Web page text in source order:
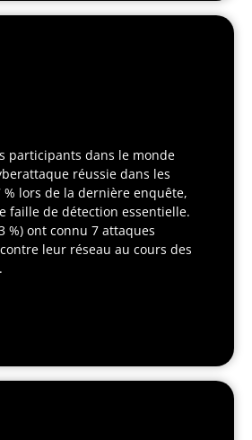
participants dans le monde
réussie dans les
% lors de la dernière enquête,
faille de détection essentielle.
%) ont connu 7 attaques
leur réseau au cours des